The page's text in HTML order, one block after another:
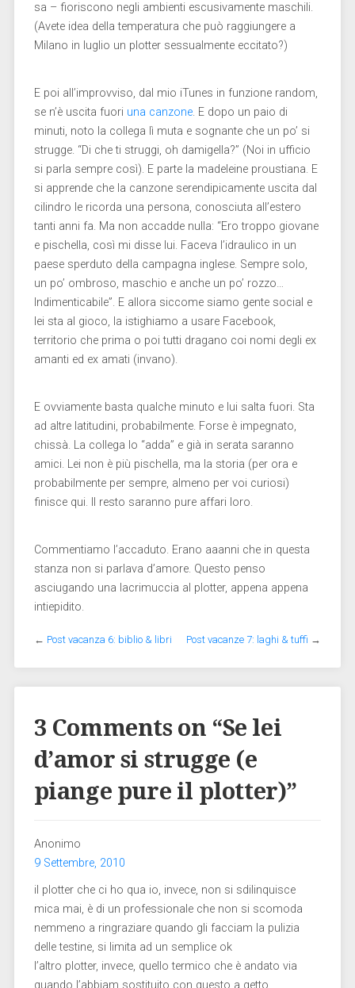
sa – fioriscono negli ambienti escusivamente maschili.
(Avete idea della temperatura che può raggiungere a
Milano in luglio un plotter sessualmente eccitato?)
E poi all’improvviso, dal mio iTunes in funzione random,
se n’è uscita fuori una canzone. E dopo un paio di
minuti, noto la collega lì muta e sognante che un po’ si
strugge. “Di che ti struggi, oh damigella?” (Noi in ufficio
si parla sempre così). E parte la madeleine proustiana. E
si apprende che la canzone serendipicamente uscita dal
cilindro le ricorda una persona, conosciuta all’estero
tanti anni fa. Ma non accadde nulla: “Ero troppo giovane
e pischella, così mi disse lui. Faceva l’idraulico in un
paese sperduto della campagna inglese. Sempre solo,
un po’ ombroso, maschio e anche un po’ rozzo…
Indimenticabile”. E allora siccome siamo gente social e
lei sta al gioco, la istighiamo a usare Facebook,
territorio che prima o poi tutti dragano coi nomi degli ex
amanti ed ex amati (invano).
E ovviamente basta qualche minuto e lui salta fuori. Sta
ad altre latitudini, probabilmente. Forse è impegnato,
chissà. La collega lo “adda” e già in serata saranno
amici. Lei non è più pischella, ma la storia (per ora e
probabilmente per sempre, almeno per voi curiosi)
finisce qui. Il resto saranno pure affari loro.
Commentiamo l’accaduto. Erano aaanni che in questa
stanza non si parlava d’amore. Questo penso
asciugando una lacrimuccia al plotter, appena appena
intiepidito.
← Post vacanza 6: biblio & libri Post vacanze 7: laghi & tuffi →
3 Comments on “Se lei
d’amor si strugge (e
piange pure il plotter)”
Anonimo
9 Settembre, 2010
il plotter che ci ho qua io, invece, non si sdilinquisce
mica mai, è di un professionale che non si scomoda
nemmeno a ringraziare quando gli facciam la pulizia
delle testine, si limita ad un semplice ok
l’altro plotter, invece, quello termico che è andato via
quando l’abbiam sostituito con questo a getto